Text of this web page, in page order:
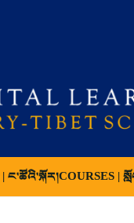
ང་ཚོའི་སྐོར།COURSES |